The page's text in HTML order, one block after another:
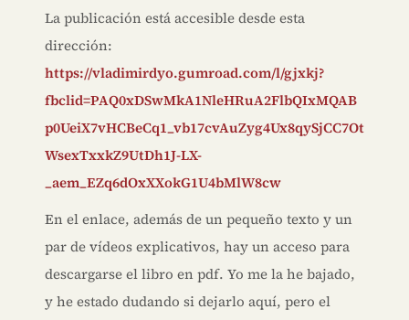
La publicación está accesible desde esta
dirección:
https://vladimirdyo.gumroad.com/l/gjxkj?
fbclid=PAQ0xDSwMkA1NleHRuA2FlbQIxMQAB
p0UeiX7vHCBeCq1_vb17cvAuZyg4Ux8qySjCC7Ot
WsexTxxkZ9UtDh1J-LX-
_aem_EZq6dOxXXokG1U4bMlW8cw
En el enlace, además de un pequeño texto y un
par de vídeos explicativos, hay un acceso para
descargarse el libro en pdf. Yo me la he bajado,
y he estado dudando si dejarlo aquí, pero el